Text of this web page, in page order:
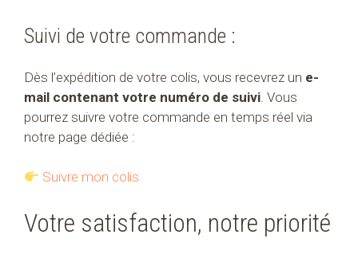
Suivi de votre commande :
Dès l’expédition de votre colis, vous recevrez un e-
mail contenant votre numéro de suivi . Vous
pourrez suivre votre commande en temps réel via
notre page dédiée :
Suivre mon colis
Votre satisfaction, notre priorité